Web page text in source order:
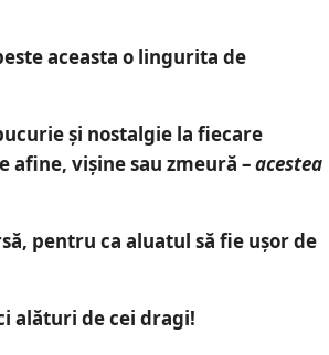
aceasta o lingurita de
și nostalgie la fiecare
afine, vișine sau zmeură –acestea
pentru ca aluatul să fie ușor de
alături de cei dragi!